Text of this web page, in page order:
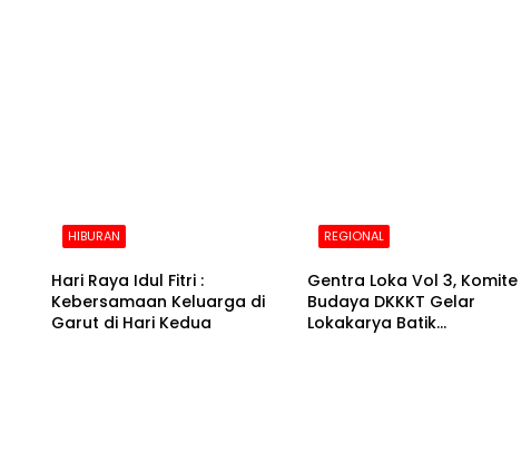
HIBURAN
Hari Raya Idul Fitri :
Kebersamaan Keluarga di
Garut di Hari Kedua
REGIONAL
Gentra Loka Vol 3, Komite
Budaya DKKKT Gelar
Lokakarya Batik